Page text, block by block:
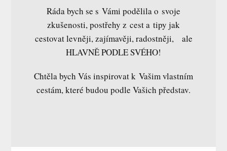
Ráda bych se s Vámi podělila o svoje
zkušenosti, postřehy z cest a tipy jak
cestovat levněji, zajímavěji, radostněji, ale
HLAVNĚ PODLE SVÉHO!
Chtěla bych Vás inspirovat k Vašim vlastním
cestám, které budou podle Vašich představ.